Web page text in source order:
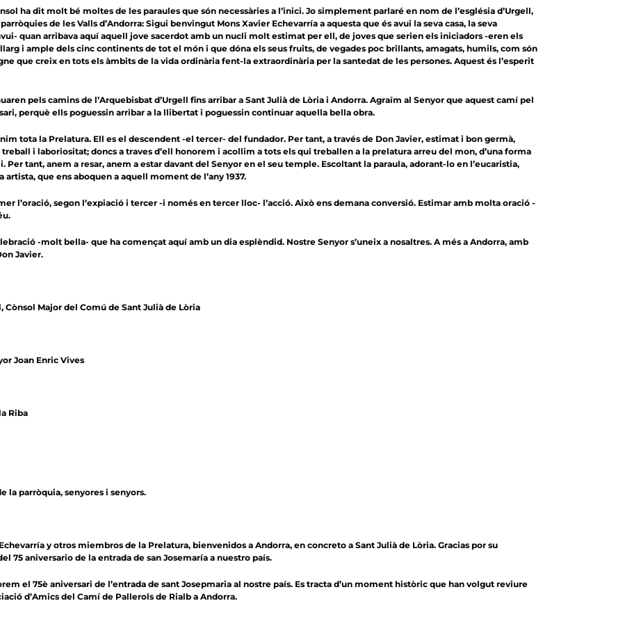
ha dit molt bé moltes de les paraules que són necessàries a l’inici. Jo simplement parlaré en nom de l’església d’Urgell,
de les Valls d’Andorra: Sigui benvingut Mons Xavier Echevarría a aquesta que és avui la seva casa, la seva
quan arribava aquí aquell jove sacerdot amb un nucli molt estimat per ell, de joves que serien els iniciadors -eren els
i ample dels cinc continents de tot el món i que dóna els seus fruits, de vegades poc brillants, amagats, humils, com són
que creix en tots els àmbits de la vida ordinària fent-la extraordinària per la santedat de les persones. Aquest és l’esperit
pels camins de l’Arquebisbat d’Urgell fins arribar a Sant Julià de Lòria i Andorra. Agraïm al Senyor que aquest camí pel
perquè ells poguessin arribar a la llibertat i poguessin continuar aquella bella obra.
tota la Prelatura. Ell es el descendent -el tercer- del fundador. Per tant, a través de Don Javier, estimat i bon germà,
i laboriositat; doncs a traves d’ell honorem i acollim a tots els qui treballen a la prelatura arreu del mon, d’una forma
Per tant, anem a resar, anem a estar davant del Senyor en el seu temple. Escoltant la paraula, adorant-lo en l’eucaristia,
artista, que ens aboquen a aquell moment de l’any 1937.
l’oració, segon l’expiació i tercer -i només en tercer lloc- l’acció. Això ens demana conversió. Estimar amb molta oració -
-molt bella- que ha començat aquí amb un dia esplèndid. Nostre Senyor s’uneix a nosaltres. A més a Andorra, amb
Javier.
Cònsol Major del Comú de Sant Julià de Lòria
Joan Enric Vives
Riba
la parròquia, senyores i senyors.
y otros miembros de la Prelatura, bienvenidos a Andorra, en concreto a Sant Julià de Lòria. Gracias por su
75 aniversario de la entrada de san Josemaría a nuestro país.
el 75è aniversari de l’entrada de sant Josepmaria al nostre país. Es tracta d’un moment històric que han volgut reviure
d’Amics del Camí de Pallerols de Rialb a Andorra.